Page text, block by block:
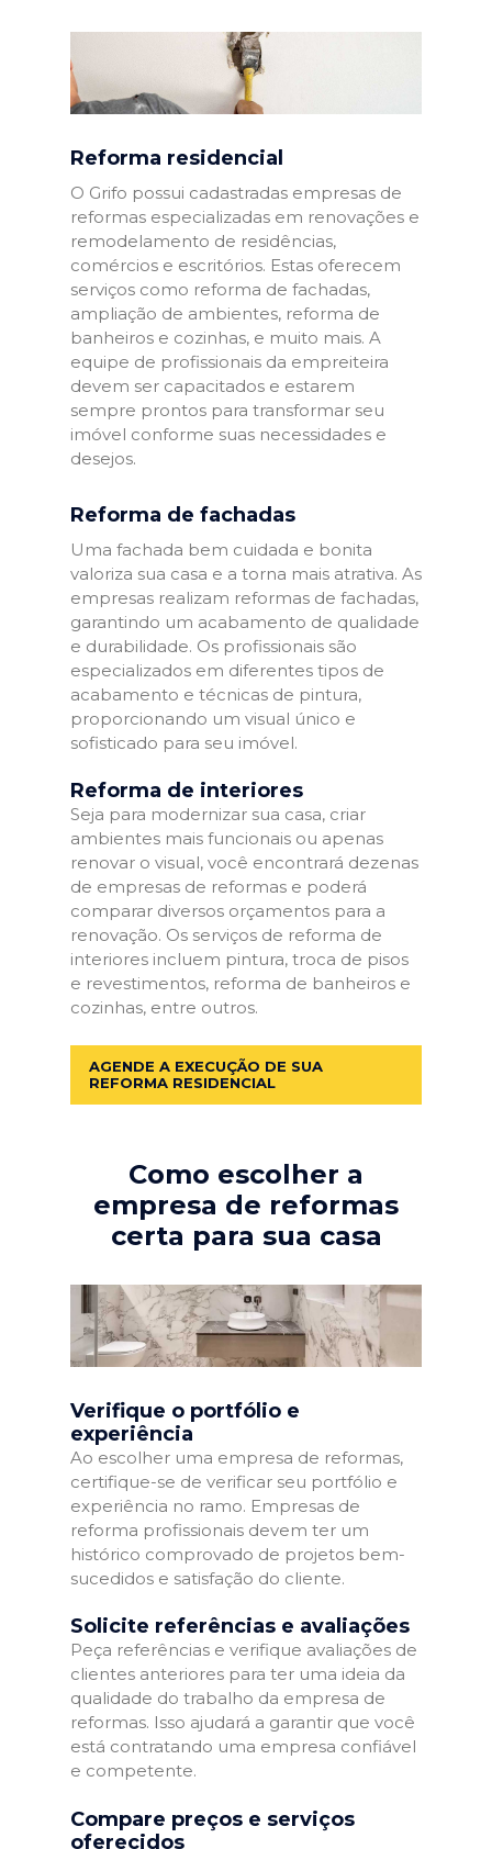
Reforma residencial
O Grifo possui cadastradas empresas de
reformas especializadas em renovações e
remodelamento de residências,
comércios e escritórios. Estas oferecem
serviços como reforma de fachadas,
ampliação de ambientes, reforma de
banheiros e cozinhas, e muito mais. A
equipe de profissionais da empreiteira
devem ser capacitados e estarem
sempre prontos para transformar seu
imóvel conforme suas necessidades e
desejos.
Reforma de fachadas
Uma fachada bem cuidada e bonita
valoriza sua casa e a torna mais atrativa. As
empresas realizam reformas de fachadas,
garantindo um acabamento de qualidade
e durabilidade. Os profissionais são
especializados em diferentes tipos de
acabamento e técnicas de pintura,
proporcionando um visual único e
sofisticado para seu imóvel.
Reforma de interiores
Seja para modernizar sua casa, criar
ambientes mais funcionais ou apenas
renovar o visual, você encontrará dezenas
de empresas de reformas e poderá
comparar diversos orçamentos para a
renovação. Os serviços de reforma de
interiores incluem pintura, troca de pisos
e revestimentos, reforma de banheiros e
cozinhas, entre outros.
AGENDE A EXECUÇÃO DE SUA
REFORMA RESIDENCIAL
Como escolher a
empresa de reformas
certa para sua casa
Verifique o portfólio e
experiência
Ao escolher uma empresa de reformas,
certifique-se de verificar seu portfólio e
experiência no ramo. Empresas de
reforma profissionais devem ter um
histórico comprovado de projetos bem-
sucedidos e satisfação do cliente.
Solicite referências e avaliações
Peça referências e verifique avaliações de
clientes anteriores para ter uma ideia da
qualidade do trabalho da empresa de
reformas. Isso ajudará a garantir que você
está contratando uma empresa confiável
e competente.
Compare preços e serviços
oferecidos